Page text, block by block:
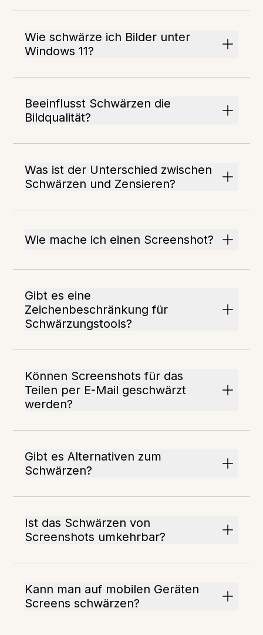
Wie schwärze ich Bilder unter
Windows 11?
Beeinflusst Schwärzen die
Bildqualität?
Was ist der Unterschied zwischen
Schwärzen und Zensieren?
Wie mache ich einen Screenshot?
Gibt es eine
Zeichenbeschränkung für
Schwärzungstools?
Können Screenshots für das
Teilen per E-Mail geschwärzt
werden?
Gibt es Alternativen zum
Schwärzen?
Ist das Schwärzen von
Screenshots umkehrbar?
Kann man auf mobilen Geräten
Screens schwärzen?